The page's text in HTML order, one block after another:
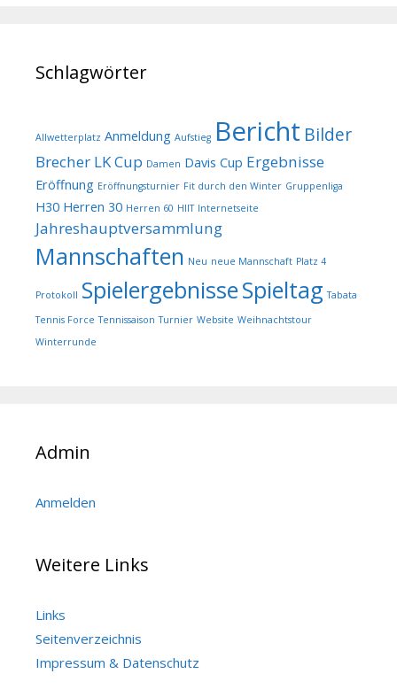
Schlagwörter
Allwetterplatz Anmeldung Aufstieg Bericht Bilder
Brecher LK Cup Damen Davis Cup Ergebnisse
Eröffnung Eröffnungsturnier Fit durch den Winter Gruppenliga
H30 Herren 30 Herren 60 HIIT Internetseite
Jahreshauptversammlung
Mannschaften Neu neue Mannschaft Platz 4
Protokoll SpielergebnisseSpieltag Tabata
Tennis Force Tennissaison Turnier Website Weihnachtstour
Winterrunde
Admin
Anmelden
Weitere Links
Links
Seitenverzeichnis
Impressum & Datenschutz